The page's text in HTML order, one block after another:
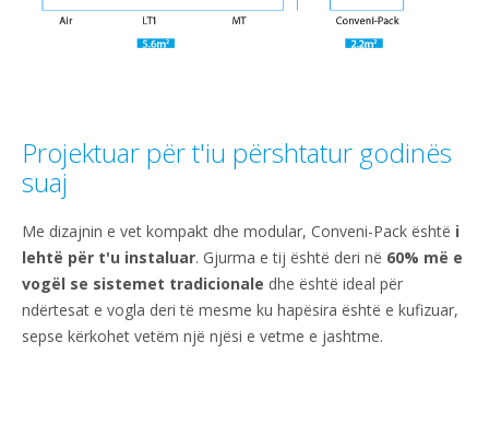
Projektuar për t'iu përshtatur godinës
suaj
Me dizajnin e vet kompakt dhe modular, Conveni-Pack është i
lehtë për t'u instaluar. Gjurma e tij është deri në 60% më e
vogël se sistemet tradicionale dhe është ideal për
ndërtesat e vogla deri të mesme ku hapësira është e kufizuar,
sepse kërkohet vetëm një njësi e vetme e jashtme.